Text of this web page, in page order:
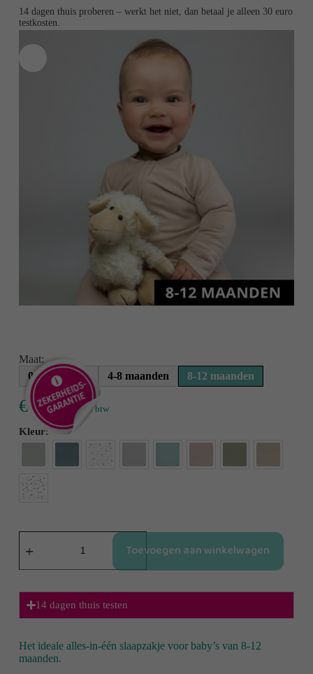
14 dagen thuis proberen – werkt het niet, dan betaal je alleen 30 euro
testkosten.
Maat:
0-4 maanden
4-8 maanden 8-12 maanden
€65,00 incl. btw
Kleur
Toevoegen aan winkelwagen
14 dagen thuis testen
Het ideale alles-in-één slaapzakje voor baby’s van 8-12
maanden.